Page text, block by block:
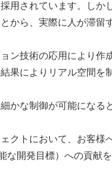
用されています。し
から、実際に人が滞
ン技術の応用により
果によりリアル空間
かな制御が可能にな
クトにおいて、お客
な開発目標）への貢献